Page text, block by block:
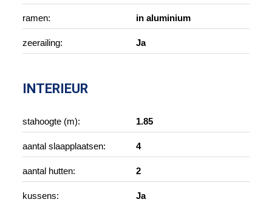
ramen: in aluminium
zeerailing: Ja
INTERIEUR
stahoogte (m): 1.85
aantal slaapplaatsen: 4
aantal hutten: 2
kussens: Ja